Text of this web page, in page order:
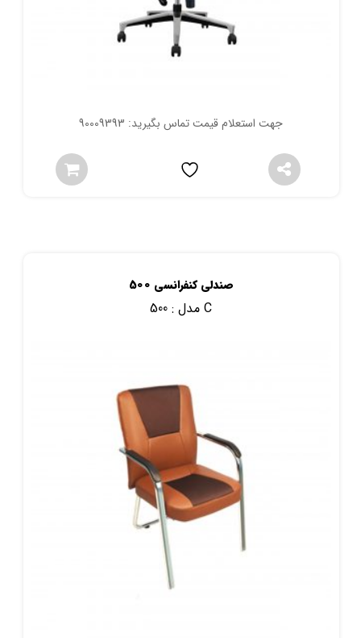
جهت استعلام قیمت تماس بگیرید: 90009393
صندلی کنفرانسی 500
مدل : 500 C